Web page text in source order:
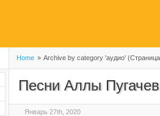
Home » Archive by category 'аудио'
Песни Аллы
Январь 27th, 2020